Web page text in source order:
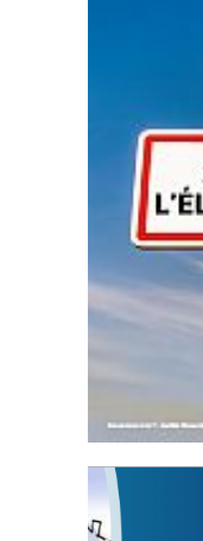
Statut de
3 avril 2024